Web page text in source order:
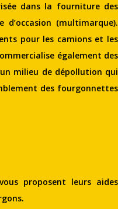
dans la fourniture des
d’occasion (multimarque).
pour les camions et les
également des
milieu de dépollution qui
des fourgonnettes
vous proposent leurs aides